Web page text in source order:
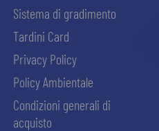
Sistema di gradimento
Tardini Card
Privacy Policy
Policy Ambientale
Condizioni generali di
acquisto